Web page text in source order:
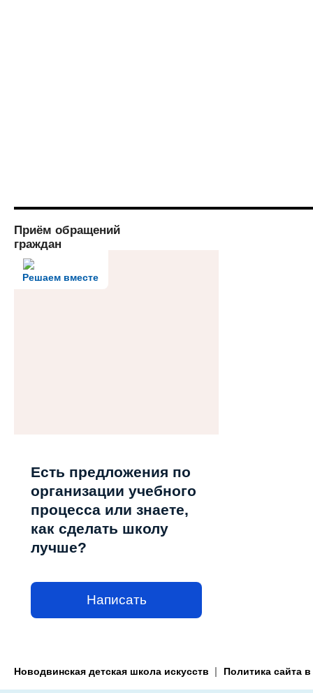
Приём обращений
граждан
Решаем вместе
Есть предложения по
организации учебного
процесса или знаете,
как сделать школу
лучше?
Написать
Новодвинская детская школа искусств Политика сайта